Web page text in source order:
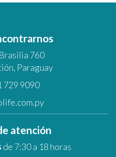
760
Paraguay
729 9090
atención
de 7:30 a 18 horas